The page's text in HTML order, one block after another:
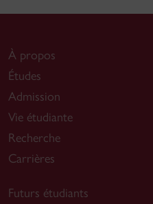
À propos
Études
Admission
Vie étudiante
Recherche
Carrières
Futurs étudiants